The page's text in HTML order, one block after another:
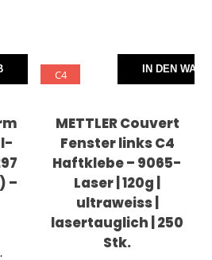
–
IN DEN
C4
METTLER Couvert
Fenster links C4
Haftklebe – 9065-
Laser | 120g |
ultraweiss |
lasertauglich | 250
Stk.